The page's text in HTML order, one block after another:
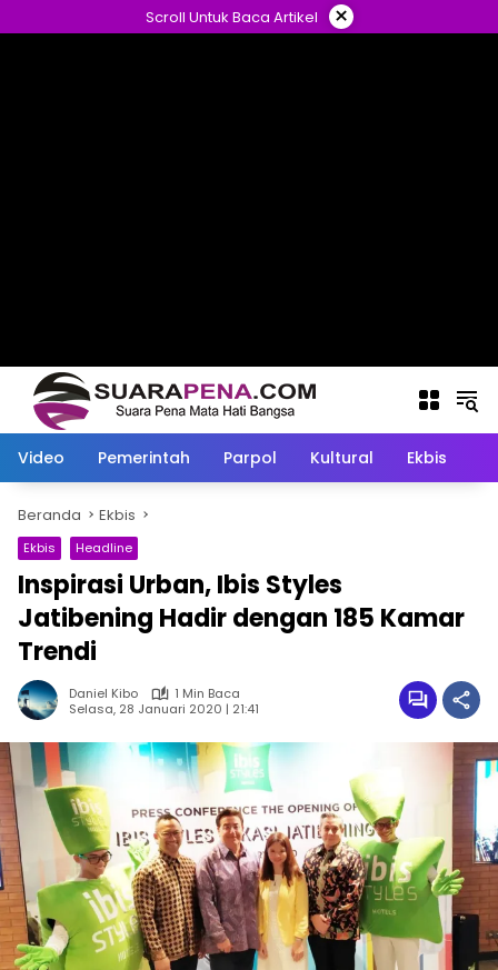
ke
Scroll Untuk Baca Artikel ×
Video Pemerintah Parpol Kultural Ekbis
Beranda Ekbis
Ekbis Headline
Inspirasi Urban, Ibis Styles
Jatibening Hadir dengan 185 Kamar
Trendi
Daniel Kibo
1 Min Baca
Selasa, 28 Januari 2020 | 21:41